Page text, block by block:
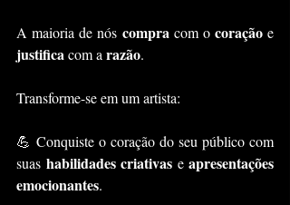
A maioria de nós compra com o coração
justifica com a razão.
Transforme-se em um artista:
💪 Conquiste o coração do seu público com
suas habilidades criativas e apresentações
emocionantes.